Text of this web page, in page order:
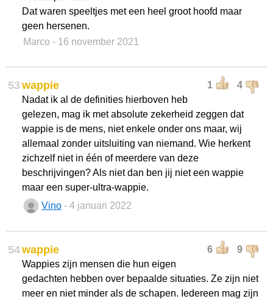
Dat waren speeltjes met een heel groot hoofd maar
geen hersenen.
Marco - 16 november 2021
53 1 4
wappie
Nadat ik al de definities hierboven heb
gelezen, mag ik met absolute zekerheid zeggen dat
wappie is de mens, niet enkele onder ons maar, wij
allemaal zonder uitsluiting van niemand. Wie herkent
zichzelf niet in één of meerdere van deze
beschrijvingen? Als niet dan ben jij niet een wappie
maar een super-ultra-wappie.
Vino - 4 januari 2022
54 6 9
wappie
Wappies zijn mensen die hun eigen
gedachten hebben over bepaalde situaties. Ze zijn niet
meer en niet minder als de schapen. Iedereen mag zijn